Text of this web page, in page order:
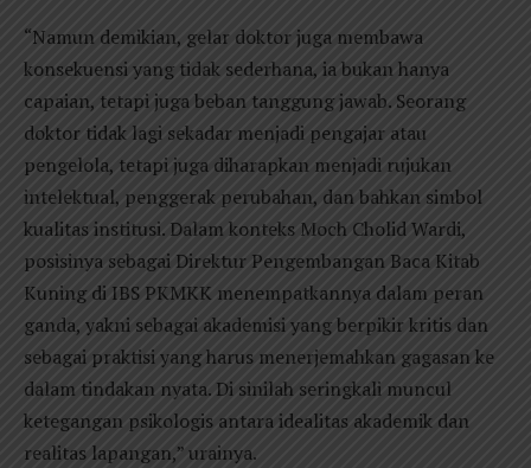
“Namun demikian, gelar doktor juga membawa
konsekuensi yang tidak sederhana, ia bukan hanya
capaian, tetapi juga beban tanggung jawab. Seorang
doktor tidak lagi sekadar menjadi pengajar atau
pengelola, tetapi juga diharapkan menjadi rujukan
intelektual, penggerak perubahan, dan bahkan simbol
kualitas institusi. Dalam konteks Moch Cholid Wardi,
posisinya sebagai Direktur Pengembangan Baca Kitab
Kuning di IBS PKMKK menempatkannya dalam peran
ganda, yakni sebagai akademisi yang berpikir kritis dan
sebagai praktisi yang harus menerjemahkan gagasan ke
dalam tindakan nyata. Di sinilah seringkali muncul
ketegangan psikologis antara idealitas akademik dan
realitas lapangan,” urainya.